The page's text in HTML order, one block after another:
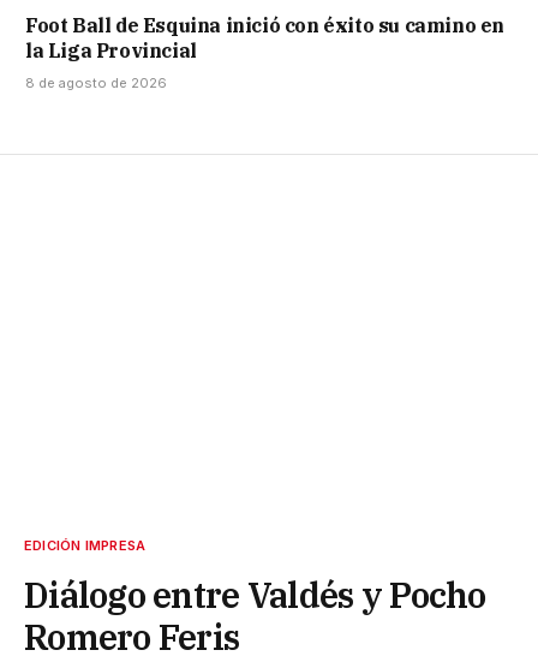
Foot Ball de Esquina inició con éxito su camino en
la Liga Provincial
8 de agosto de 2026
EDICIÓN IMPRESA
Diálogo entre Valdés y Pocho
Romero Feris